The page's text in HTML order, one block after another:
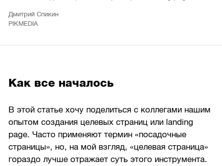
Дмитрий Спикин
PIKMEDIA
Как все началось
В этой статье хочу поделиться с коллегами нашим
опытом создания целевых страниц или landing
page. Часто применяют термин «посадочные
страницы», но, на мой взгляд, «целевая страница»
гораздо лучше отражает суть этого инструмента.